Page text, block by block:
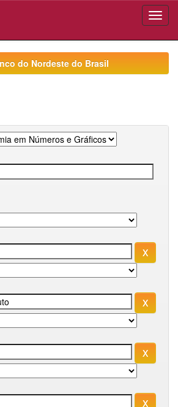
do Nordeste do Brasil